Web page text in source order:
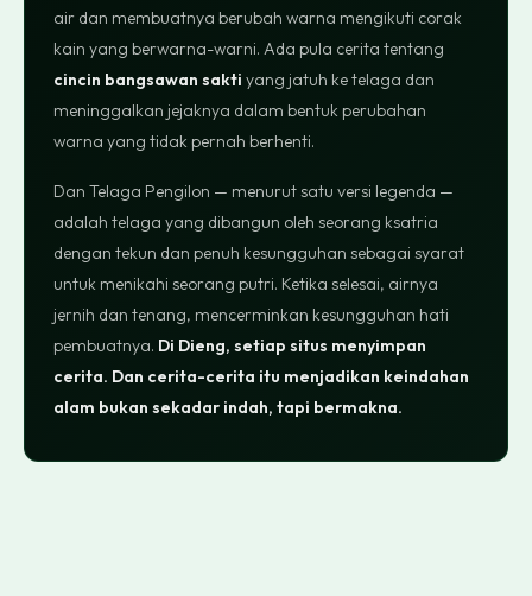
air dan membuatnya berubah warna mengikuti corak
kain yang berwarna-warni. Ada pula cerita tentang
cincin bangsawan sakti yang jatuh ke telaga dan
meninggalkan jejaknya dalam bentuk perubahan
warna yang tidak pernah berhenti.
Dan Telaga Pengilon — menurut satu versi legenda —
adalah telaga yang dibangun oleh seorang ksatria
dengan tekun dan penuh kesungguhan sebagai syarat
untuk menikahi seorang putri. Ketika selesai, airnya
jernih dan tenang, mencerminkan kesungguhan hati
pembuatnya. Di Dieng, setiap situs menyimpan
cerita. Dan cerita-cerita itu menjadikan keindahan
alam bukan sekadar indah, tapi bermakna.